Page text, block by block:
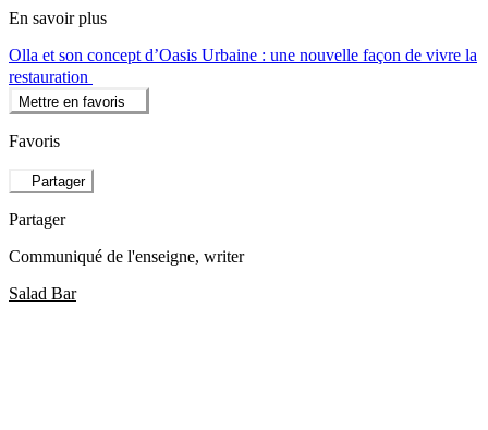
En savoir plus
Olla et son concept d’Oasis Urbaine : une nouvelle façon de vivre la
restauration
Mettre en favoris
Favoris
Partager
Partager
Communiqué de l'enseigne, writer
Salad Bar